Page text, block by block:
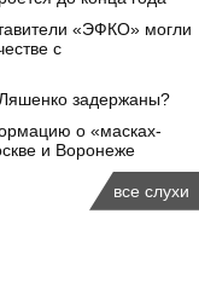
«ЭФКО» могли
с
задержаны?
о «масках-
и Воронеже
все слухи